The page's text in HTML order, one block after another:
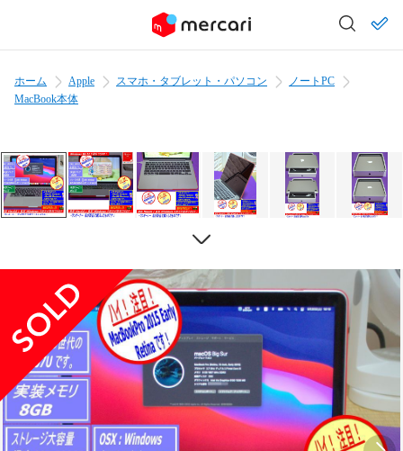
ホーム Apple スマホ・タブレット・パソコン
ノートPC
MacBook本体